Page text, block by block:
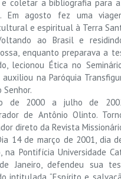
coletar a bibliografia para
Em agosto fez uma
e espiritual à Terra
ao Brasil e
enquanto preparava a
lecionou Ética no
na Paróquia
Senhor.
de 2000 a julho de
de Antônio Olinto.
direto da Revista
14 de março de 2001, dia
na Pontifícia Universidade
Janeiro, defendeu sua